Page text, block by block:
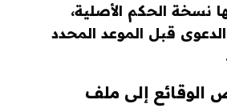
نسخة الحكم الأصلية،
قبل الموعد المحدد
الوقائع إلى ملف